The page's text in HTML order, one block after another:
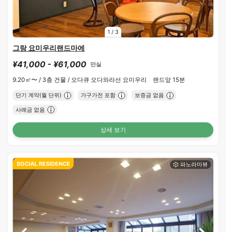
1 / 3
그랑 요미우리랜드마에
¥41,000 - ¥61,000 만실
9.20㎡〜 / 3층 건물 / 오다큐 오다와라선 요미우리 랜드앞 15분
단기 계약(월 단위) 가구가전 포함 보증금 없음
사례금 없음
상세 보기
SOCIAL RESIDENCE